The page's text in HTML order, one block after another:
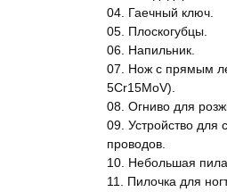
04. Гаечный ключ.
05. Плоскогубцы.
06. Напильник.
07. Нож с прямым
5Cr15MoV).
08. Огниво для
09. Устройство для
проводов.
10. Небольшая пила.
11. Пилочка для